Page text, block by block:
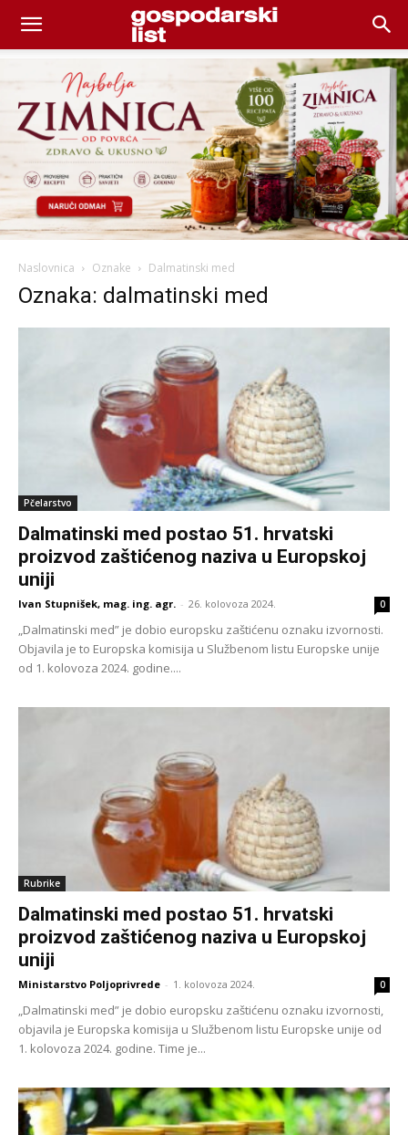
Naslovnica Oznake Dalmatinski med
Oznaka: dalmatinski med
Pčelarstvo
Dalmatinski med postao 51. hrvatski
proizvod zaštićenog naziva u Europskoj
uniji
Ivan Stupnišek, mag. ing. agr. - 26. kolovoza 2024. 0
„Dalmatinski med” je dobio europsku zaštićenu oznaku izvornosti.
Objavila je to Europska komisija u Službenom listu Europske unije
od 1. kolovoza 2024. godine....
Rubrike
Dalmatinski med postao 51. hrvatski
proizvod zaštićenog naziva u Europskoj
uniji
Ministarstvo Poljoprivrede - 1. kolovoza 2024. 0
„Dalmatinski med” je dobio europsku zaštićenu oznaku izvornosti,
objavila je Europska komisija u Službenom listu Europske unije od
1. kolovoza 2024. godine. Time je...